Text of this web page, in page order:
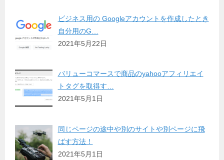
ビジネス用の Googleアカウントを作成したとき
自分用のG…
2021年5月22日
バリューコマースで商品のyahooアフィリエイ
トタグを取得す…
2021年5月1日
同じページの途中や別のサイトや別ページに飛
ばす方法！
2021年5月1日